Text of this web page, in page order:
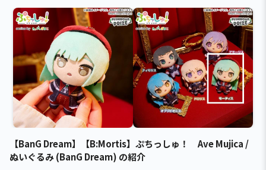
【BanG Dream】【B:Mortis】ぷちっしゅ！ Ave Mujica /
ぬいぐるみ (BanG Dream) の紹介